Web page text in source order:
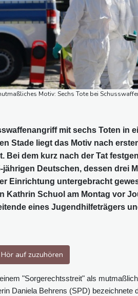
Motiv: Sechs Tote bei
mit sechs Toten in
Stade liegt das Motiv nach
Bei dem kurz nach der Tat
jährigen Deutschen, dessen drei
Einrichtung untergebracht
Kathrin Schuol am Montag vor
eines Jugendhilfeträgers
Hör auf zuzuhören
"Sorgerechtsstreit" als
Daniela Behrens (SPD)